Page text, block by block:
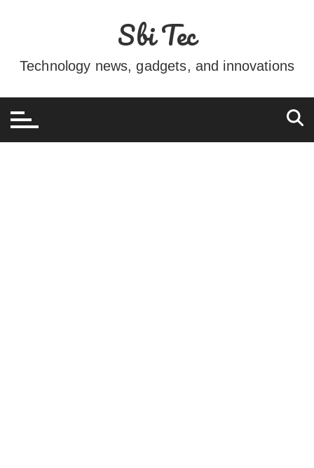
conteúdo
Sbi Tec
Technology news, gadgets, and innovations